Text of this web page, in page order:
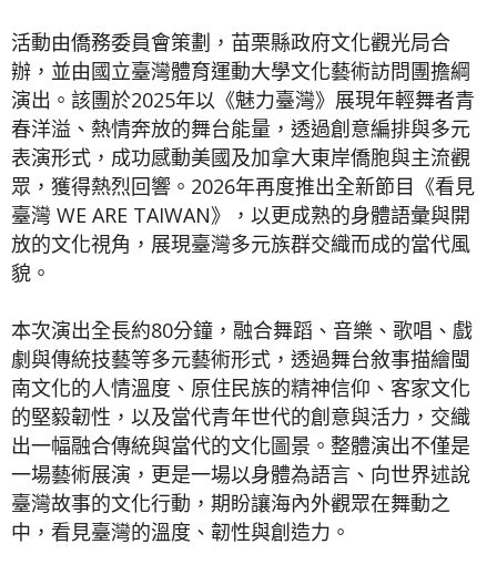
活動由僑務委員會策劃，苗栗縣政府文化觀光局合
辦，並由國立臺灣體育運動大學文化藝術訪問團擔綱
演出。該團於2025年以《魅力臺灣》展現年輕舞者青
春洋溢、熱情奔放的舞台能量，透過創意編排與多元
表演形式，成功感動美國及加拿大東岸僑胞與主流觀
眾，獲得熱烈回響。2026年再度推出全新節目《看見
臺灣 WE ARE TAIWAN》，以更成熟的身體語彙與開
放的文化視角，展現臺灣多元族群交織而成的當代風
貌。
本次演出全長約80分鐘，融合舞蹈、音樂、歌唱、戲
劇與傳統技藝等多元藝術形式，透過舞台敘事描繪閩
南文化的人情溫度、原住民族的精神信仰、客家文化
的堅毅韌性，以及當代青年世代的創意與活力，交織
出一幅融合傳統與當代的文化圖景。整體演出不僅是
一場藝術展演，更是一場以身體為語言、向世界述說
臺灣故事的文化行動，期盼讓海內外觀眾在舞動之
中，看見臺灣的溫度、韌性與創造力。